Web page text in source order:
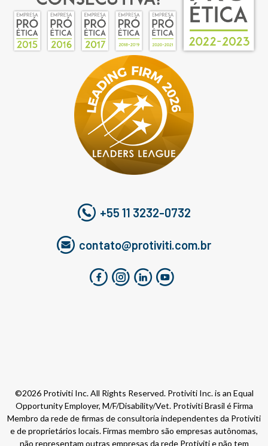
+55 11 3232-0732
contato@protiviti.com.br
©2026 Protiviti Inc. All Rights Reserved. Protiviti Inc. is an Equal
Opportunity Employer, M/F/Disability/Vet. Protiviti Brasil é Firma
Membro da rede de firmas de consultoria independentes da Protiviti
e de proprietários locais. Firmas membro são empresas autônomas,
não representam outras empresas da rede Protiviti e não tem